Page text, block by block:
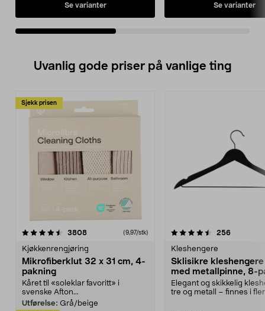
Se varianter Se varianter
Uvanlig gode priser på vanlige ting
Sjekk prisen
3808anmeldelser(9,97/stk)
Kjøkkenrengjøring
Mikrofiberklut 32 x 31 cm, 4-
pakning
Kåret til «soleklar favoritt» i
svenske Afton...
Utførelse: Grå/beige
4.5av 5 stjerner 256
Kleshengere
Sklisikre
med metallpinne, 8-
Elegant og skikkelig
tre og metall – finnes i
4.5av 5 stjerner